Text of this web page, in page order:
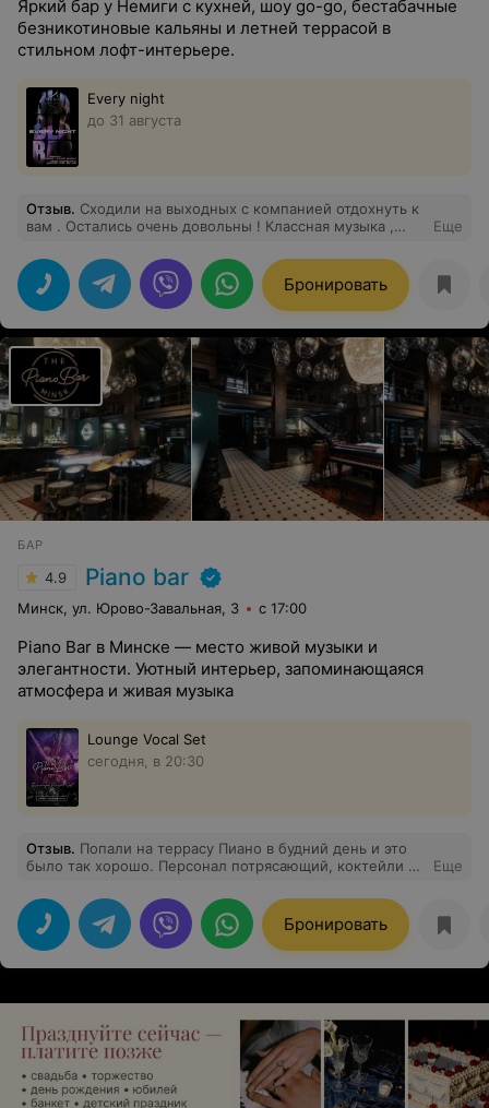
Яркий бар у Немиги с кухней, шоу go-go, бестабачные
безникотиновые кальяны и летней террасой в
стильном лофт-интерьере.
Every night
до 31 августа
Отзыв. Сходили на выходных с компанией отдохнуть к
вам . Остались очень довольны ! Классная музыка ,
Еще
Бронировать
БАР
4.9 Piano bar
Минск, ул. Юрово-Завальная, 3 с 17:00
Piano Bar в Минске — место живой музыки и
элегантности. Уютный интерьер, запоминающаяся
атмосфера и живая музыка
Lounge Vocal Set
сегодня, в 20:30
Отзыв. Попали на террасу Пиано в будний день и это
было так хорошо. Персонал потрясающий, коктейли -
как приболевших детей) А потом оказалось, что это не
прайм тайм и по выходным ребята проводят
вокальные выступления с живым исполнением
инструментала! Таким прекрасным хочется видеть
весь Минск. Вернёмся обязательно, вы попали прямо в
Еще
Бронировать